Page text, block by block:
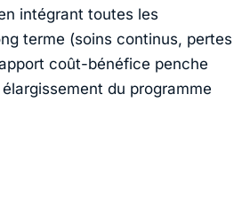
intégrant toutes les
terme (soins continus, pertes
coût-bénéfice penche
du programme